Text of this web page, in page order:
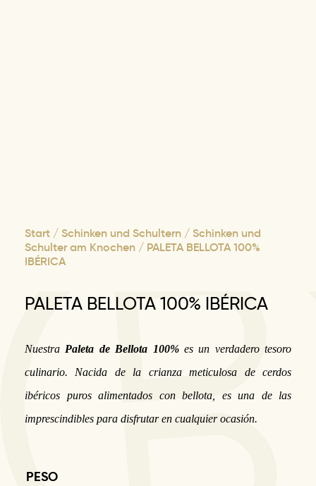
Start / Schinken und Schultern / Schinken und
Schulter am Knochen / PALETA BELLOTA 100%
IBÉRICA
PALETA BELLOTA 100% IBÉRICA
Nuestra Paleta de Bellota 100%es un verdadero tesoro
culinario. Nacida de la crianza meticulosa de cerdos
ibéricos puros alimentados con bellota, es una de las
imprescindibles para disfrutar en cualquier ocasión.
PESO